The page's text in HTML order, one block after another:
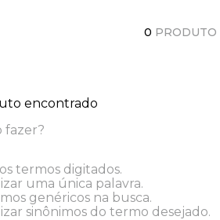
0 PRODUTO
encontrado
fazer?
termos digitados.
uma única palavra.
genéricos na busca.
sinônimos do termo desejado.